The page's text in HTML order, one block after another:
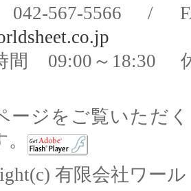
567-5566 /
間 09:00～18:30
ージをご覧いただ
有限会社ワー